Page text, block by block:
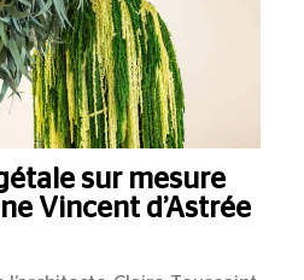
sur mesure
Vincent d’Astrée